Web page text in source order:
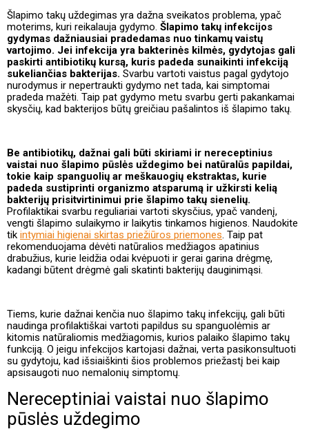
Šlapimo takų uždegimas yra dažna sveikatos problema, ypač
moterims, kuri reikalauja gydymo. Šlapimo takų infekcijos
gydymas dažniausiai pradedamas nuo tinkamų vaistų
vartojimo. Jei infekcija yra bakterinės kilmės, gydytojas gali
paskirti antibiotikų kursą, kuris padeda sunaikinti infekciją
sukeliančias bakterijas. Svarbu vartoti vaistus pagal gydytojo
nurodymus ir nepertraukti gydymo net tada, kai simptomai
pradeda mažėti. Taip pat gydymo metu svarbu gerti pakankamai
skysčių, kad bakterijos būtų greičiau pašalintos iš šlapimo takų.
Be antibiotikų, dažnai gali būti skiriami ir nereceptinius
vaistai nuo šlapimo pūslės uždegimo bei natūralūs papildai,
tokie kaip spanguolių ar meškauogių ekstraktas, kurie
padeda sustiprinti organizmo atsparumą ir užkirsti kelią
bakterijų prisitvirtinimui prie šlapimo takų sienelių.
Profilaktikai svarbu reguliariai vartoti skysčius, ypač vandenį,
vengti šlapimo sulaikymo ir laikytis tinkamos higienos. Naudokite
tik intymiai higienai skirtas priežiūros priemones. Taip pat
rekomenduojama dėvėti natūralios medžiagos apatinius
drabužius, kurie leidžia odai kvėpuoti ir gerai garina drėgmę,
kadangi būtent drėgmė gali skatinti bakterijų dauginimąsi.
Tiems, kurie dažnai kenčia nuo šlapimo takų infekcijų, gali būti
naudinga profilaktiškai vartoti papildus su spanguolėmis ar
kitomis natūraliomis medžiagomis, kurios palaiko šlapimo takų
funkciją. O jeigu infekcijos kartojasi dažnai, verta pasikonsultuoti
su gydytoju, kad išsiaiškinti šios problemos priežastį bei kaip
apsisaugoti nuo nemalonių simptomų.
Nereceptiniai vaistai nuo šlapimo
pūslės uždegimo